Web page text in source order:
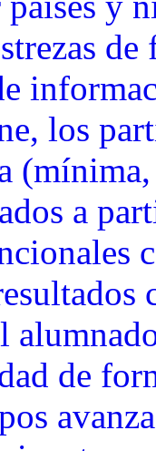
los
a
de